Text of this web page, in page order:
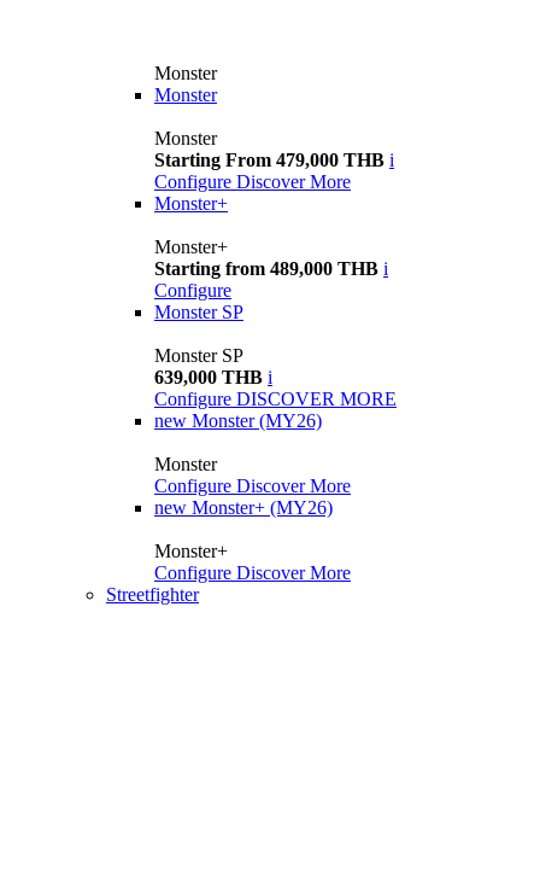
Monster
Monster
Monster
Starting From 479,000 THB i
Configure Discover More
Monster+
Monster+
Starting from 489,000 THB i
Configure
Monster SP
Monster SP
639,000 THB i
Configure DISCOVER MORE
new Monster (MY26)
Monster
Configure Discover More
new Monster+ (MY26)
Monster+
Configure Discover More
Streetfighter